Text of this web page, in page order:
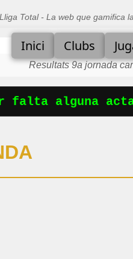
Lliga Total - La web que gamifica
Inici Clubs
Resultats 9a jornada
falta alguna acta)